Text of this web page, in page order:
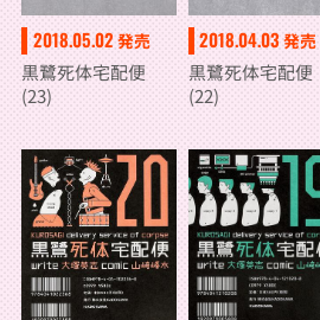
2018.05.02 発売
黒鷺死体宅配便
(23)
2018.04.03 発売
黒鷺死体宅配便
(22)